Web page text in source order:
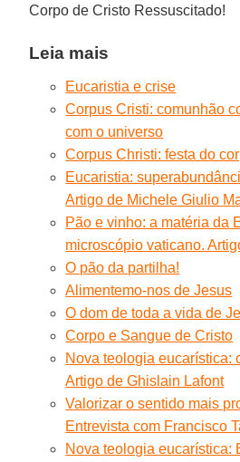
Corpo de Cristo Ressuscitado!
Leia mais
Eucaristia e crise
Corpus Cristi: comunhão
com o universo
Corpus Christi: festa do
Eucaristia:
Artigo de Michele Giulio
Pão e vinho: a matéria da
microscópio vaticano.
O pão da partilha!
Alimentemo-nos de Jesus
O dom de toda a vida de
Corpo e Sangue de Cristo
Nova teologia eucarística:
Artigo de Ghislain Lafont
Valorizar o sentido mais
Entrevista com Francisco
Nova teologia eucarística: